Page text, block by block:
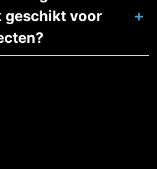
geschikt voor